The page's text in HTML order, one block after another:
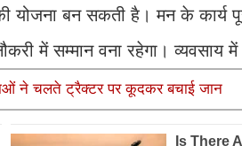
योजना बन सकती है। मन के कार्य
में सम्मान वना रहेगा। व्यवसाय में
ने चलते ट्रैक्टर पर कूदकर बचाई जान